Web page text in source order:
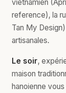
vietnamien
reference), la
Tan My
artisanales.
Le soir,
maison
hanoienne